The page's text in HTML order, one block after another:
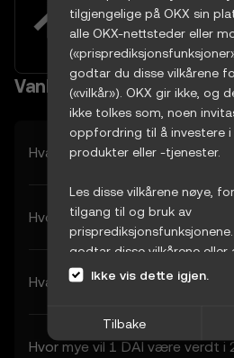
tilgjengelig på
Prøv nå
Vanlige spørsmål
Hva er den estimerte prisen på
Hvor mye vil DAI være verdt
Hva er den estimerte prisen på
Hvor mye vil 1 DAI være verdt i
tilgjengelige på OKX sin
alle OKX-nettsteder eller
godtar du disse vilkårene
(«vilkår»). OKX gir ikke, og
ikke tolkes som, noen
oppfordring til å investere i
produkter eller -tjenester.
Les disse vilkårene nøye,
tilgang til og bruk av
godtar disse vilkårene eller
er innlemmet her ved
tilgang til og bruke
prisprediksjonsfunksjonene,
Ikke vis dette igjen.
Tilbake